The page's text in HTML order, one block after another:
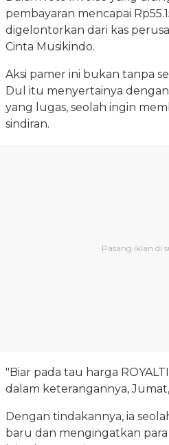
pembayaran mencapai
digelontorkan dari kas
Cinta Musikindo.
Aksi pamer ini bukan tanpa
Dul itu menyertainya
yang lugas, seolah ingin
sindiran.
"Biar pada tau harga
dalam keterangannya,
Dengan tindakannya, ia
baru dan mengingatkan